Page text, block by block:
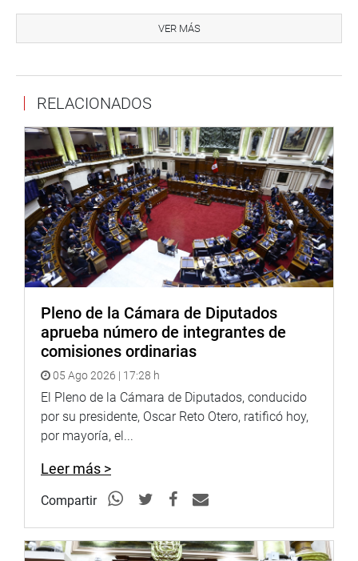
de tres (3) miembros, asignándose a uno de ellos como el
coordinador.
Los grupos de trabajo ejercen su función con arreglo a las
normas del Reglamento del Congreso de la República, y
pondrán en consideración del Pleno de la comisión su
informe final en el plazo establecido.
OFICINA DE COMUNICACIONES
VER MÁS
RELACIONADOS
Pleno de la Cámara de Diputados
aprueba número de integrantes de
comisiones ordinarias
05 Ago 2026 | 17:28 h
El Pleno de la Cámara de Diputados, conducido
por su presidente, Oscar Reto Otero, ratificó hoy,
por mayoría, el...
Leer más >
Compartir